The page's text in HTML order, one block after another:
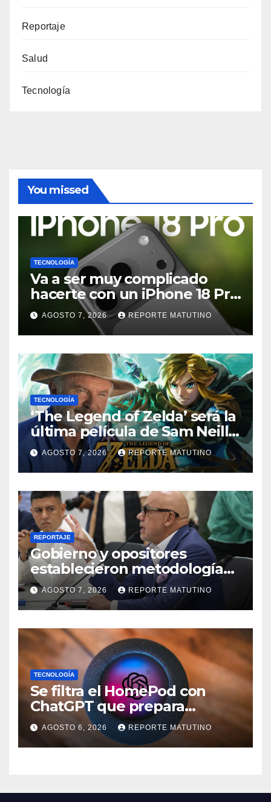
Reportaje
Salud
Tecnología
You missed
TECNOLOGÍA
Va a ser muy complicado
hacerte con un iPhone 18 Pro
en su lanzamiento
AGOSTO 7, 2026 REPORTE MATUTINO
TECNOLOGÍA
‘The Legend of Zelda’ será la
última película de Sam Neill…
que ya tiene villano
confirmado
AGOSTO 7, 2026 REPORTE MATUTINO
REPORTAJE
Gobierno y opositores
establecieron metodología
para el proceso de diálogo en
Venezuela
AGOSTO 7, 2026 REPORTE MATUTINO
TECNOLOGÍA
Se filtra el HomePod con
ChatGPT que prepara
OpenAI y su diseño es una
locura
AGOSTO 6, 2026 REPORTE MATUTINO